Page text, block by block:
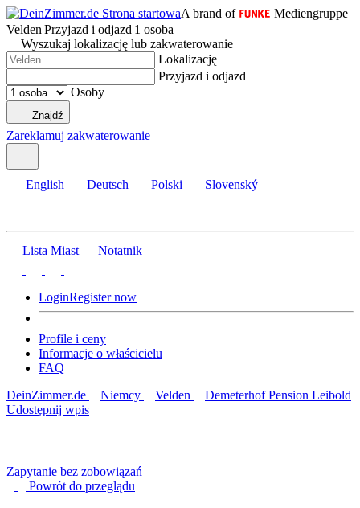
A brand of
Mediengruppe
Velden|Przyjazd i odjazd|1 osoba
Wyszukaj lokalizację lub zakwaterowanie
Lokalizację
Przyjazd i odjazd
Osoby
Znajdź
Zareklamuj zakwaterowanie
English Deutsch Polski Slovenský
Lista Miast Notatnik
LoginRegister now
Profile i ceny
Informacje o właścicielu
FAQ
DeinZimmer.de
Niemcy Velden
Demeterhof Pension Leibold
Udostępnij wpis
Zapytanie bez zobowiązań
Powrót do przeglądu